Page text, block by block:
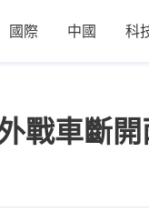
國際 中國 科
戰車斷